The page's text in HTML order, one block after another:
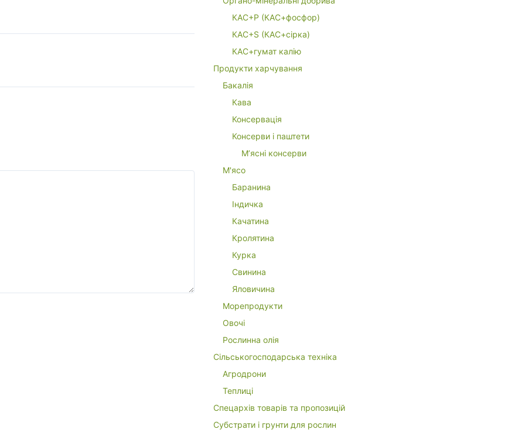
КАС+P (КАС+фосфор)
КАС+S (КАС+сірка)
КАС+гумат калію
Продукти харчування
Бакалія
Кава
Консервація
Консерви і паштети
М’ясні консерви
М'ясо
Баранина
Індичка
Качатина
Кролятина
Курка
Свинина
Яловичина
Морепродукти
Овочі
Рослинна олія
Сільськогосподарська техніка
Агродрони
Теплиці
Спецархів товарів та пропозицій
Субстрати і грунти для рослин